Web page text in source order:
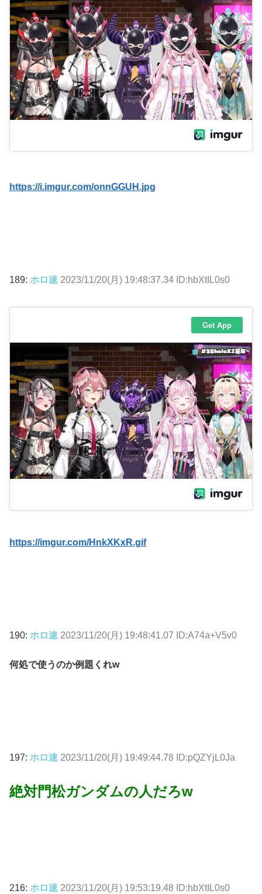
https://i.imgur.com/onnGGUH.jpg
189: ホロ速 2023/11/20(月) 19:48:37.34 ID:hbXtIL0s0
https://imgur.com/HnkXKxR.gif
190: ホロ速 2023/11/20(月) 19:48:41.07 ID:A74a+V5v0
何処で使うのか例題くれw
197: ホロ速 2023/11/20(月) 19:49:44.78 ID:pQZYjL0Ja
絶対門松ガンダムの人だろw
216: ホロ速 2023/11/20(月) 19:53:19.48 ID:hbXtIL0s0